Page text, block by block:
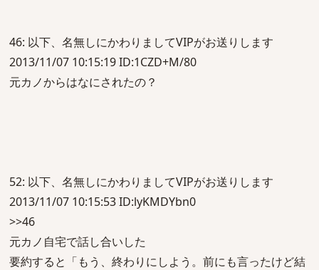
46: 以下、名無しにかわりましてVIPがお送りします
2013/11/07 10:15:19 ID:1CZD+M/80
元カノからはなにされたの？
52: 以下、名無しにかわりましてVIPがお送りします
2013/11/07 10:15:53 ID:lyKMDYbn0
>>46
元カノ自宅で話し合いした
要約すると「もう、終わりにしよう。前にも言ったけど結